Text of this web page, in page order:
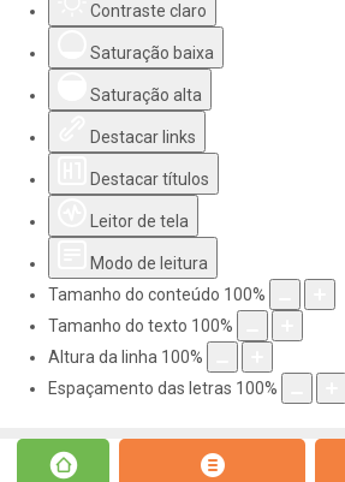
Contraste claro
Saturação baixa
Saturação alta
Destacar links
Destacar títulos
Leitor de tela
Modo de leitura
Tamanho do conteúdo 100%
Tamanho do texto 100%
Altura da linha 100%
Espaçamento das letras 100%